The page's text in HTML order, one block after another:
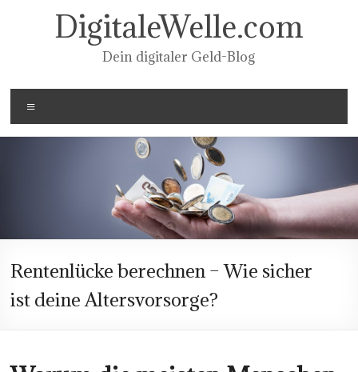
springenDigitaleWelle.com
Dein digitaler Geld-Blog
Rentenlücke berechnen – Wie sicher
ist deine Altersvorsorge?